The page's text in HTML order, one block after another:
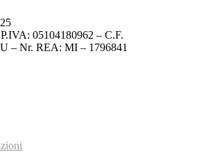
05104180962 – C.F.
– Nr. REA: MI – 1796841